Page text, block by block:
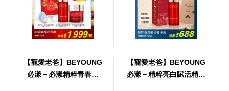
【寵愛老爸】BEYOUNG
必漾－必漾精粹青春禮
【寵愛老爸】BEYOUNG
必漾－精粹亮白賦活精華